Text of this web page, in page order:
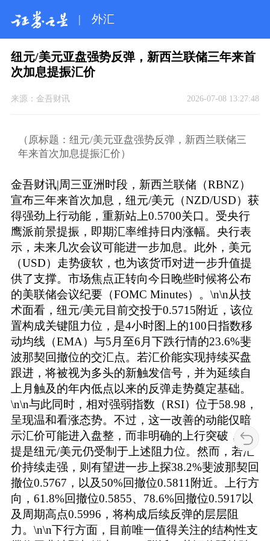
| 外汇
纽元/美元亚盘强势反弹，新西兰联储三年来首
次加息提振汇价
来源： 金吾财讯 2026-07-08 13:27:48
（原标题：纽元/美元亚盘强势反弹，新西兰联储三
年来首次加息提振汇价）
金吾财讯|周三亚洲时段，新西兰联储（RBNZ）
宣布三年来首次加息，纽元/美元（NZD/USD）获
得强劲上行动能，重新站上0.5700关口。受央行
鹰派前景提振，即期汇率维持日内涨幅。央行表
示，未来几次会议可能进一步加息。此外，美元
（USD）走势疲软，也为该货币对进一步升值提
供了支撑。市场焦点正转向今日晚些时候将公布
的美联储会议纪要（FOMC Minutes）。\n\n从技
术面看，纽元/美元目前交投于0.5715附近，该位
置构成关键阻力位，是4小时图上的100日指数移
动均线（EMA）与5月至6月下跌行情的23.6%斐
波那契回撤位的交汇点。若汇价能实现持续买盘
跟进，将被视为多头的新触发信号，并为延续自
上月触及的年内低点以来的反弹走势奠定基础。
\n\n与此同时，相对强弱指数（RSI）位于58.98，
呈现温和看涨态势。不过，这一改善的动能仅暗
示汇价可能进入盘整，而非明确的上行突破，前
提是纽元/美元仍受制于上述阻力位。然而，若汇
价持续走强，则有望进一步上探38.2%斐波那契回
撤位0.5767，以及50%回撤位0.5811附近。上行方
向，61.8%回撤位0.5855、78.6%回撤位0.5917以
及周期高点0.5996，将构成后续反弹的层层阻
力。\n\n下行方面，目前唯一值得关注的结构性支